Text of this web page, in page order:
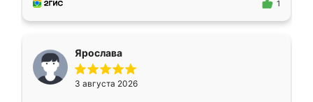
предложил по моему эскизу самый
1
Ярослава
3 августа 2026